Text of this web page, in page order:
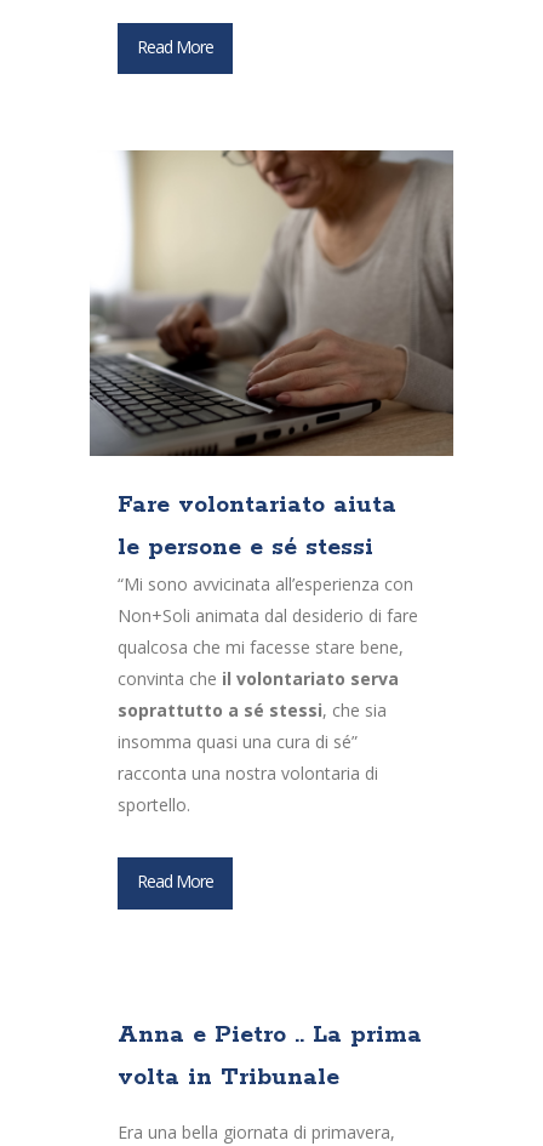
Read More
Fare volontariato aiuta
le persone e sé stessi
“Mi sono avvicinata all’esperienza con
Non+Soli animata dal desiderio di fare
qualcosa che mi facesse stare bene,
convinta che il volontariato serva
soprattutto a sé stessi, che sia
insomma quasi una cura di sé”
racconta una nostra volontaria di
sportello.
Read More
Anna e Pietro .. La prima
volta in Tribunale
Era una bella giornata di primavera,